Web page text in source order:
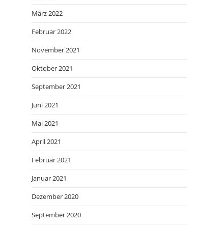
März 2022
Februar 2022
November 2021
Oktober 2021
September 2021
Juni 2021
Mai 2021
April 2021
Februar 2021
Januar 2021
Dezember 2020
September 2020